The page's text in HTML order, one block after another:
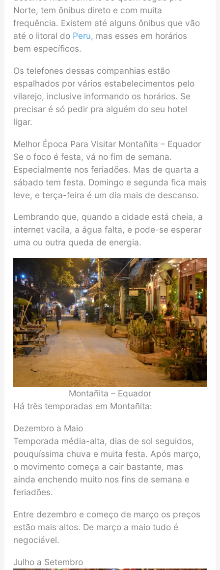
Norte, tem ônibus direto e com muita
frequência. Existem até alguns ônibus que vão
até o litoral do Peru, mas esses em horários
bem específicos.
Os telefones dessas companhias estão
espalhados por vários estabelecimentos pelo
vilarejo, inclusive informando os horários. Se
precisar é só pedir pra alguém do seu hotel
ligar.
Melhor Época Para Visitar Montañita – Equador
Se o foco é festa, vá no fim de semana.
Especialmente nos feriadões. Mas de quarta a
sábado tem festa. Domingo e segunda fica mais
leve, e terça-feira é um dia mais de descanso.
Lembrando que, quando a cidade está cheia, a
internet vacila, a água falta, e pode-se esperar
uma ou outra queda de energia.
Montañita – Equador
Há três temporadas em Montañita:
Dezembro a Maio
Temporada média-alta, dias de sol seguidos,
pouquíssima chuva e muita festa. Após março,
o movimento começa a cair bastante, mas
ainda enchendo muito nos fins de semana e
feriadões.
Entre dezembro e começo de março os preços
estão mais altos. De março a maio tudo é
negociável.
Julho a Setembro